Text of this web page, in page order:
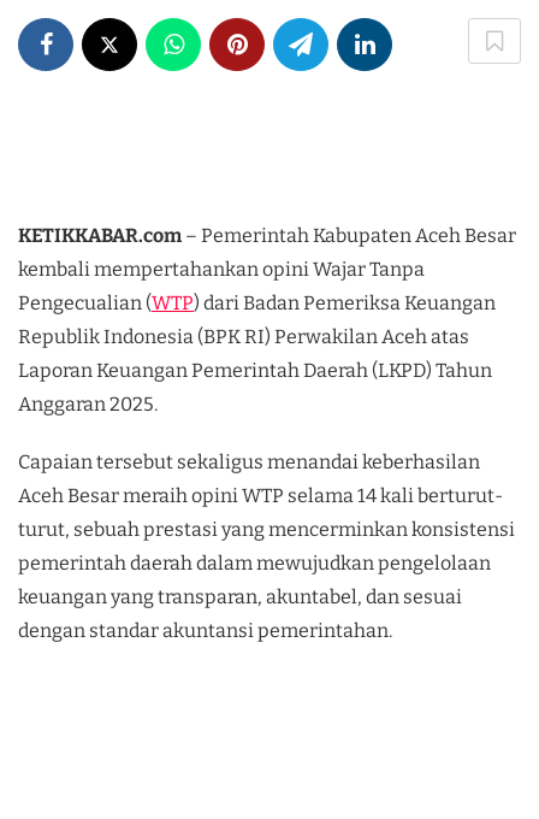
KETIKKABAR.com – Pemerintah Kabupaten Aceh Besar
kembali mempertahankan opini Wajar Tanpa
Pengecualian (WTP) dari Badan Pemeriksa Keuangan
Republik Indonesia (BPK RI) Perwakilan Aceh atas
Laporan Keuangan Pemerintah Daerah (LKPD) Tahun
Anggaran 2025.
Capaian tersebut sekaligus menandai keberhasilan
Aceh Besar meraih opini WTP selama 14 kali berturut-
turut, sebuah prestasi yang mencerminkan konsistensi
pemerintah daerah dalam mewujudkan pengelolaan
keuangan yang transparan, akuntabel, dan sesuai
dengan standar akuntansi pemerintahan.